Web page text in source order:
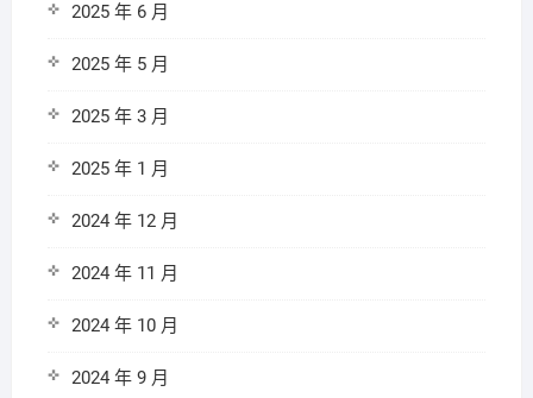
2025 年 6 月
2025 年 5 月
2025 年 3 月
2025 年 1 月
2024 年 12 月
2024 年 11 月
2024 年 10 月
2024 年 9 月